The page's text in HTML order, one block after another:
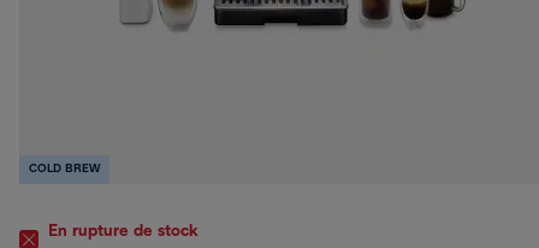
COLD BREW
En rupture de stock